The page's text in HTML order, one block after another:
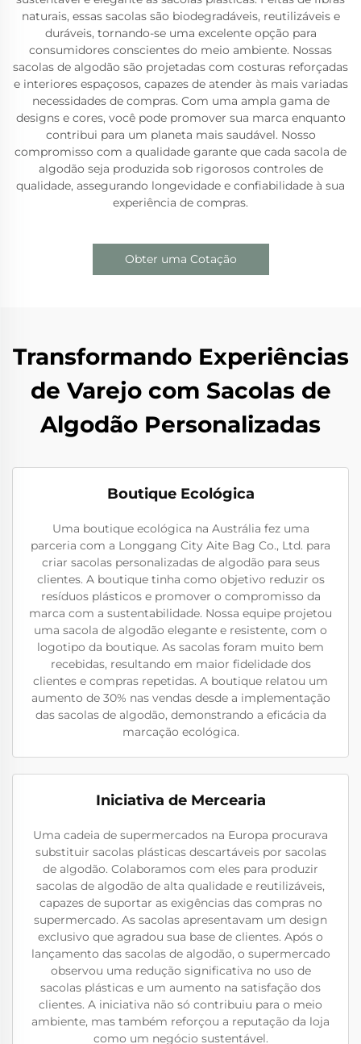
naturais, essas sacolas são biodegradáveis, reutilizáveis e
duráveis, tornando-se uma excelente opção para
consumidores conscientes do meio ambiente. Nossas
sacolas de algodão são projetadas com costuras reforçadas
e interiores espaçosos, capazes de atender às mais variadas
necessidades de compras. Com uma ampla gama de
designs e cores, você pode promover sua marca enquanto
contribui para um planeta mais saudável. Nosso
compromisso com a qualidade garante que cada sacola de
algodão seja produzida sob rigorosos controles de
qualidade, assegurando longevidade e confiabilidade à sua
experiência de compras.
Obter uma Cotação
Transformando Experiências
de Varejo com Sacolas de
Algodão Personalizadas
Boutique Ecológica
Uma boutique ecológica na Austrália fez uma
parceria com a Longgang City Aite Bag Co., Ltd. para
criar sacolas personalizadas de algodão para seus
clientes. A boutique tinha como objetivo reduzir os
resíduos plásticos e promover o compromisso da
marca com a sustentabilidade. Nossa equipe projetou
uma sacola de algodão elegante e resistente, com o
logotipo da boutique. As sacolas foram muito bem
recebidas, resultando em maior fidelidade dos
clientes e compras repetidas. A boutique relatou um
aumento de 30% nas vendas desde a implementação
das sacolas de algodão, demonstrando a eficácia da
marcação ecológica.
Iniciativa de Mercearia
Uma cadeia de supermercados na Europa procurava
substituir sacolas plásticas descartáveis por sacolas
de algodão. Colaboramos com eles para produzir
sacolas de algodão de alta qualidade e reutilizáveis,
capazes de suportar as exigências das compras no
supermercado. As sacolas apresentavam um design
exclusivo que agradou sua base de clientes. Após o
lançamento das sacolas de algodão, o supermercado
observou uma redução significativa no uso de
sacolas plásticas e um aumento na satisfação dos
clientes. A iniciativa não só contribuiu para o meio
ambiente, mas também reforçou a reputação da loja
como um negócio sustentável.